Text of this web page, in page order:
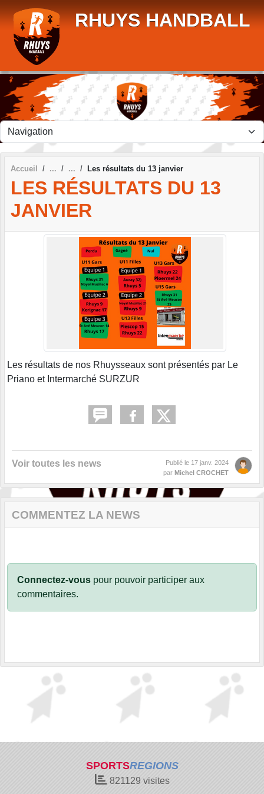
RHUYS HANDBALL
Accueil Les résultats du 13 janvier
LES RÉSULTATS DU 13
JANVIER
Les résultats de nos Rhuysseaux sont présentés par Le
Priano et Intermarché SURZUR
Voir toutes les news Publié le 17 janv. 2024
par Michel CROCHET
COMMENTEZ LA NEWS
Connectez-vous pour pouvoir participer aux
commentaires.
SPORTSREGIONS
821129visites
Panneau de gestion des cookies